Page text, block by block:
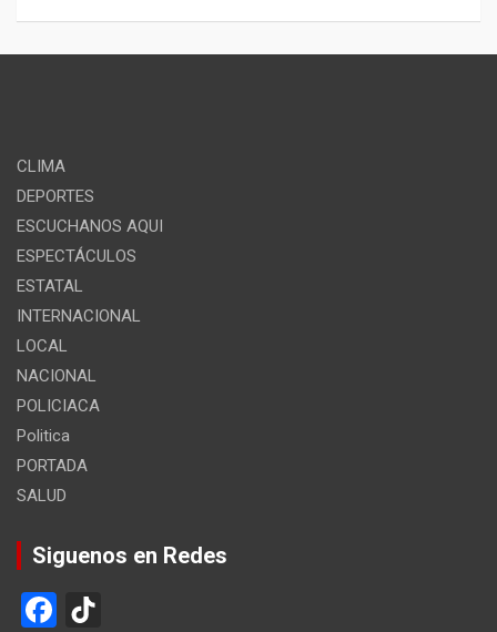
CLIMA
DEPORTES
ESCUCHANOS AQUI
ESPECTÁCULOS
ESTATAL
INTERNACIONAL
LOCAL
NACIONAL
POLICIACA
Politica
PORTADA
SALUD
Siguenos en Redes
F